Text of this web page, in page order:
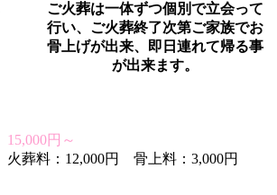
ご火葬は一体ずつ個別で立会って
行い、ご火葬終了次第ご家族でお
骨上げが出来、即日連れて帰る事
が出来ます。
15,000円～
火葬料：12,000円 骨上料：3,000円